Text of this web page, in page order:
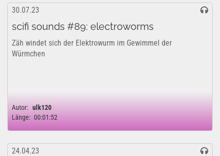
30.07.23
scifi sounds #89: electroworms
Zäh windet sich der Elektrowurm im Gewimmel der
Würmchen
Autor: ulk120
Länge: 00:01:52
24.04.23